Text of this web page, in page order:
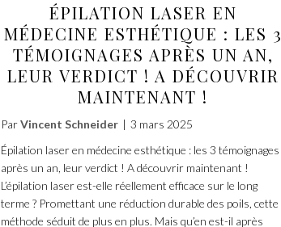
ÉPILATION LASER EN
MÉDECINE ESTHÉTIQUE : LES 3
TÉMOIGNAGES APRÈS UN AN,
LEUR VERDICT ! A DÉCOUVRIR
MAINTENANT !
ParVincent Schneider | 3 mars 2025
Épilation laser en médecine esthétique : les 3 témoignages
après un an, leur verdict ! A découvrir maintenant !
L’épilation laser est-elle réellement efficace sur le long
terme ? Promettant une réduction durable des poils, cette
méthode séduit de plus en plus. Mais qu’en est-il après